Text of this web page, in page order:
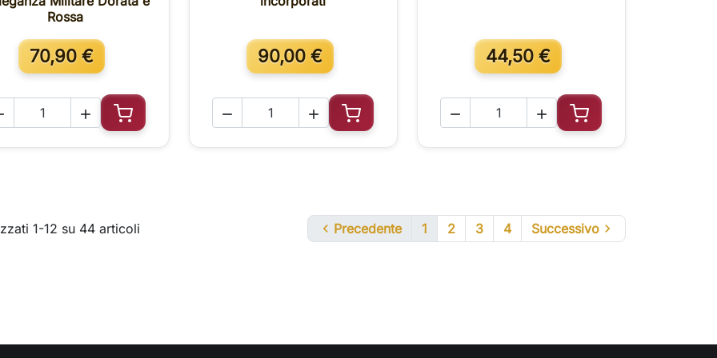
Rossa
70,90 €

Aggiungi al carrello
90,00 €


Aggiungi al carrello
44,50 €


Aggiungi al carrello
1-12 su 44 articoli  Precedente 1 2 3 4 Successivo